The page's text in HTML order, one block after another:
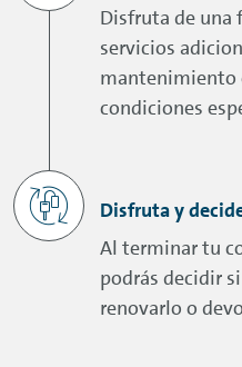
Disfruta de una
servicios
mantenimiento
condiciones
Disfruta y
Al terminar tu
podrás decidir
renovarlo o